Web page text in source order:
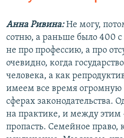
Анна Ривина:Не могу,
сотню, а раньше было 400
не про профессию, а про
очевидно, когда
человека, а как
имеем все время огромную
сферах законодательства.
на практике, и между
пропасть. Семейное право,